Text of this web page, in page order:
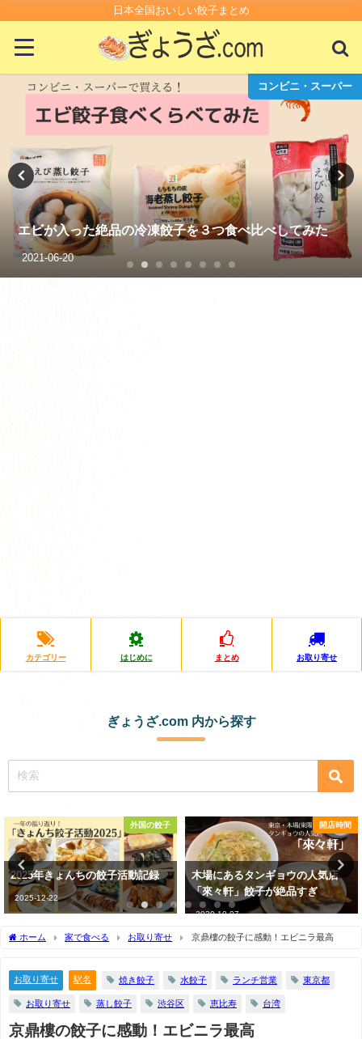
日本全国おいしい餃子まとめ
コンビニ・スー
スーパーの生餃子が100円で最強においしいって知って
る？
2021-01-14
カテゴリー はじめに まとめ お取り寄せ
ぎょうざ.com 内から探す
開店時間
木場にあるタンギョウの人気店
「來々軒」餃子が絶品すぎ
2020-10-07
駅
デートにオススメ！東京で餃子が
美味しいお店5選
2023-05-28
ホーム 家で食べる お取り寄せ 京鼎樓の餃子に感動！エビニラ最高
お取り寄せ 駅名 焼き餃子 水餃子 ランチ営業 東京都
お取り寄せ 蒸し餃子 渋谷区 恵比寿 台湾
京鼎樓の餃子に感動！エビニラ最高